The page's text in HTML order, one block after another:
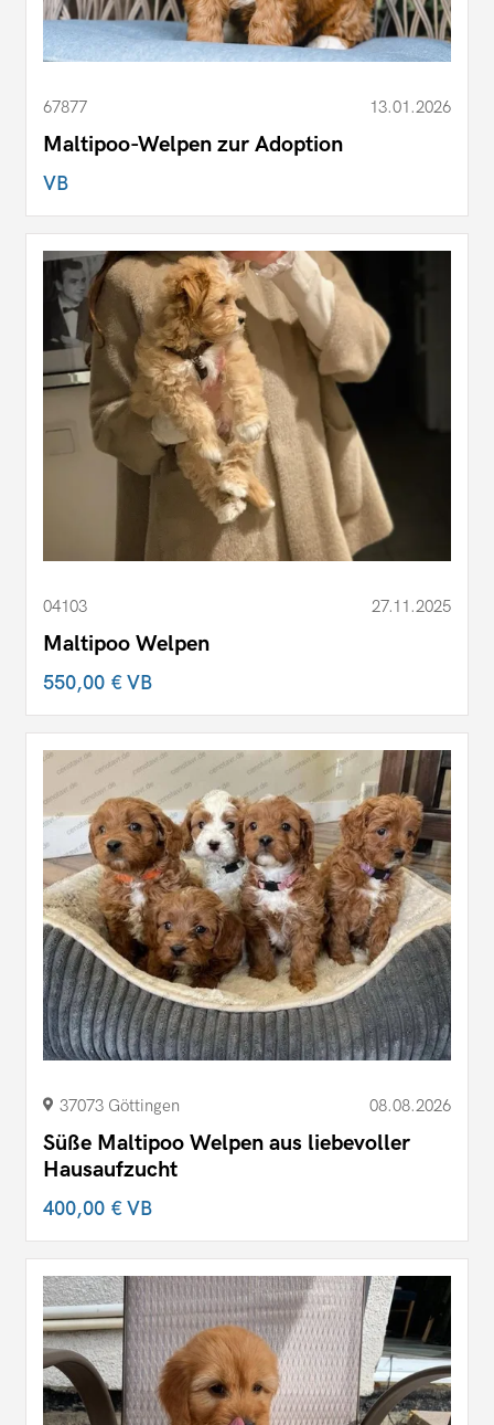
67877 13.01.2026
Maltipoo-Welpen zur Adoption
VB
04103 27.11.2025
Maltipoo Welpen
550,00 €VB
37073 Göttingen 08.08.2026
Süße Maltipoo Welpen aus liebevoller
Hausaufzucht
400,00 €VB